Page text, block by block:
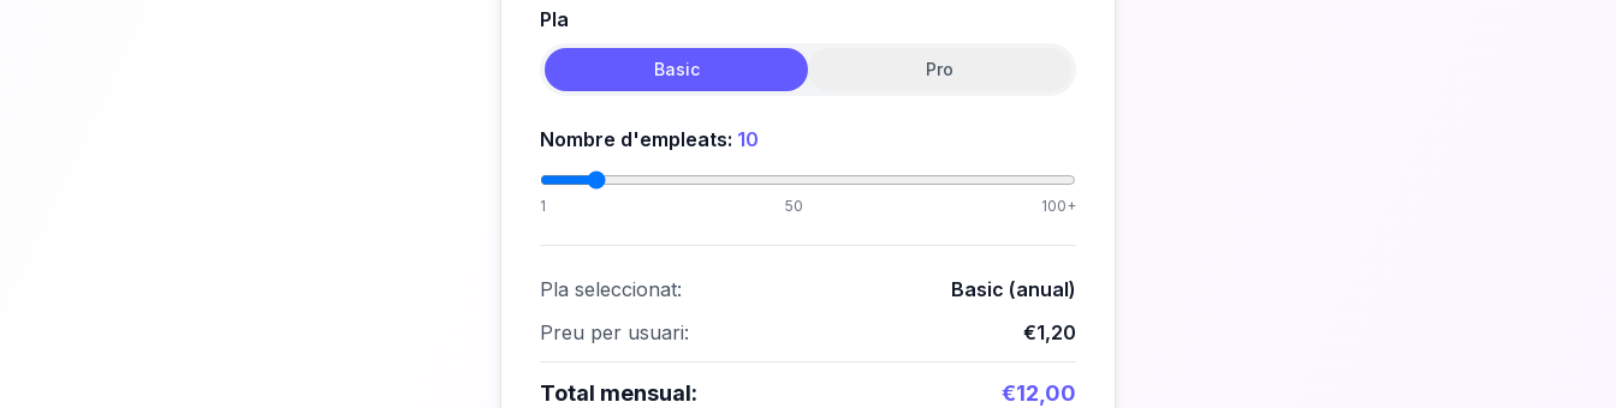
Pla
Basic Pro
Nombre d'empleats: 10
1 50 100+
Pla seleccionat:
Basic (anual)
Preu per usuari:
€1,20
Total mensual: €12,00